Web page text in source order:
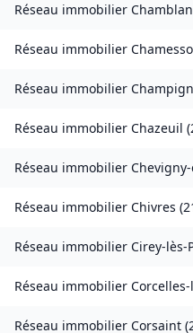
Réseau immobilier
Réseau immobilier
Réseau immobilier
Réseau immobilier Chazeuil (
Réseau immobilier
Réseau immobilier Chivres (
Réseau immobilier Cirey-lès-
Réseau immobilier
Réseau immobilier Corsaint (